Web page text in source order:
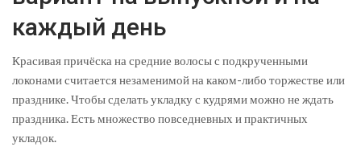
каждый день
Красивая причёска на средние волосы с подкрученными
локонами считается незаменимой на каком-либо торжестве или
празднике. Чтобы сделать укладку с кудрями можно не ждать
праздника. Есть множество повседневных и практичных
укладок.